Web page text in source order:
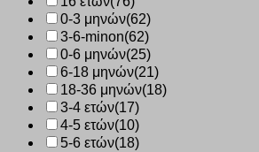
0-3 μηνών(62)
3-6-minon(62)
0-6 μηνών(25)
6-18 μηνών(21)
18-36 μηνών(18)
3-4 ετών(17)
4-5 ετών(10)
5-6 ετών(18)